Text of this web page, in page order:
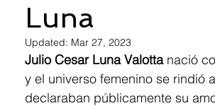
Luna
Updated: Mar 27, 2023
Julio Cesar Luna Valotta nació
y el universo femenino se rindió
declaraban públicamente su